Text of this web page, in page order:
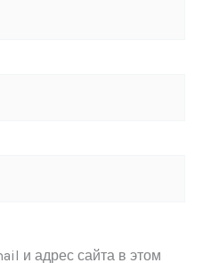
и адрес сайта в этом